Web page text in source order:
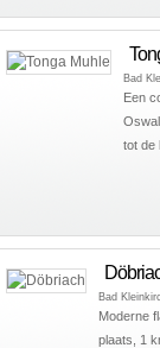
Bad
Een
tot de
Bad
Moderne
plaats, 1